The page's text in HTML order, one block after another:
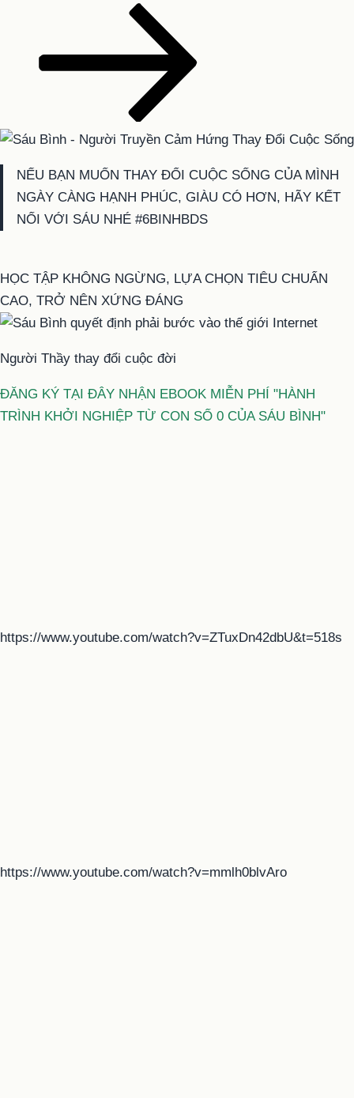
NẾU BẠN MUỐN THAY ĐỔI CUỘC SỐNG CỦA MÌNH
NGÀY CÀNG HẠNH PHÚC, GIÀU CÓ HƠN, HÃY KẾT
NỐI VỚI SÁU NHÉ #6BINHBDS
HỌC TẬP KHÔNG NGỪNG, LỰA CHỌN TIÊU CHUẨN
CAO, TRỞ NÊN XỨNG ĐÁNG
Người Thầy thay đổi cuộc đời
ĐĂNG KÝ TẠI ĐÂY NHẬN EBOOK MIỄN PHÍ "HÀNH
TRÌNH KHỞI NGHIỆP TỪ CON SỐ 0 CỦA SÁU BÌNH"
https://www.youtube.com/watch?v=ZTuxDn42dbU&t=518s
https://www.youtube.com/watch?v=mmlh0blvAro